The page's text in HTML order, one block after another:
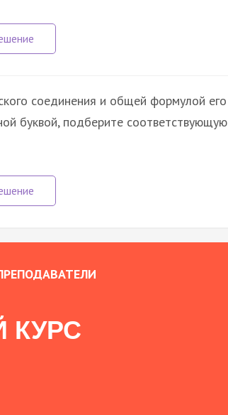
соединения и общей формулой его
буквой, подберите соответствующую
КУРС